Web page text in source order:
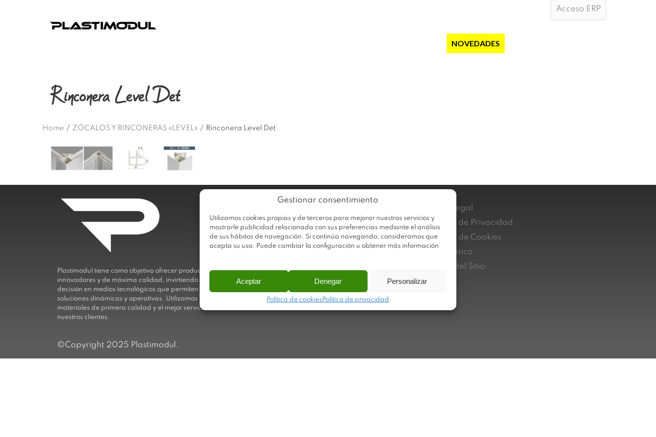
Gestionar consentimiento
Utilizamos cookies propias y de terceros para mejorar nuestros servicios y
mostrarle publicidad relacionada con sus preferencias mediante el análisis
de sus hábitos de navegación. Si continúa navegando, consideramos que
acepta su uso. Puede cambiar la configuración u obtener más información
Aceptar Denegar Personalizar
Política de cookies Política de privacidad
Acceso ERP
NOVEDADES
Rinconera Level Det
Home / ZÓCALOS Y RINCONERAS «LEVEL» / Rinconera Level Det
Plastimodul tiene como objetivo ofrecer productos
innovadores y de máxima calidad, invirtiendo con
decisión en medios tecnológicos que permiten aportar
soluciones dinámicas y operativas. Utilizamos
materiales de primera calidad y el mejor servicio a
nuestros clientes.
Sobre Plastimodul
Noticias
Aviso Legal
Política de Privacidad
Política de Cookies
Canal ético
Mapa del Sitio
©Copyright 2025 Plastimodul.